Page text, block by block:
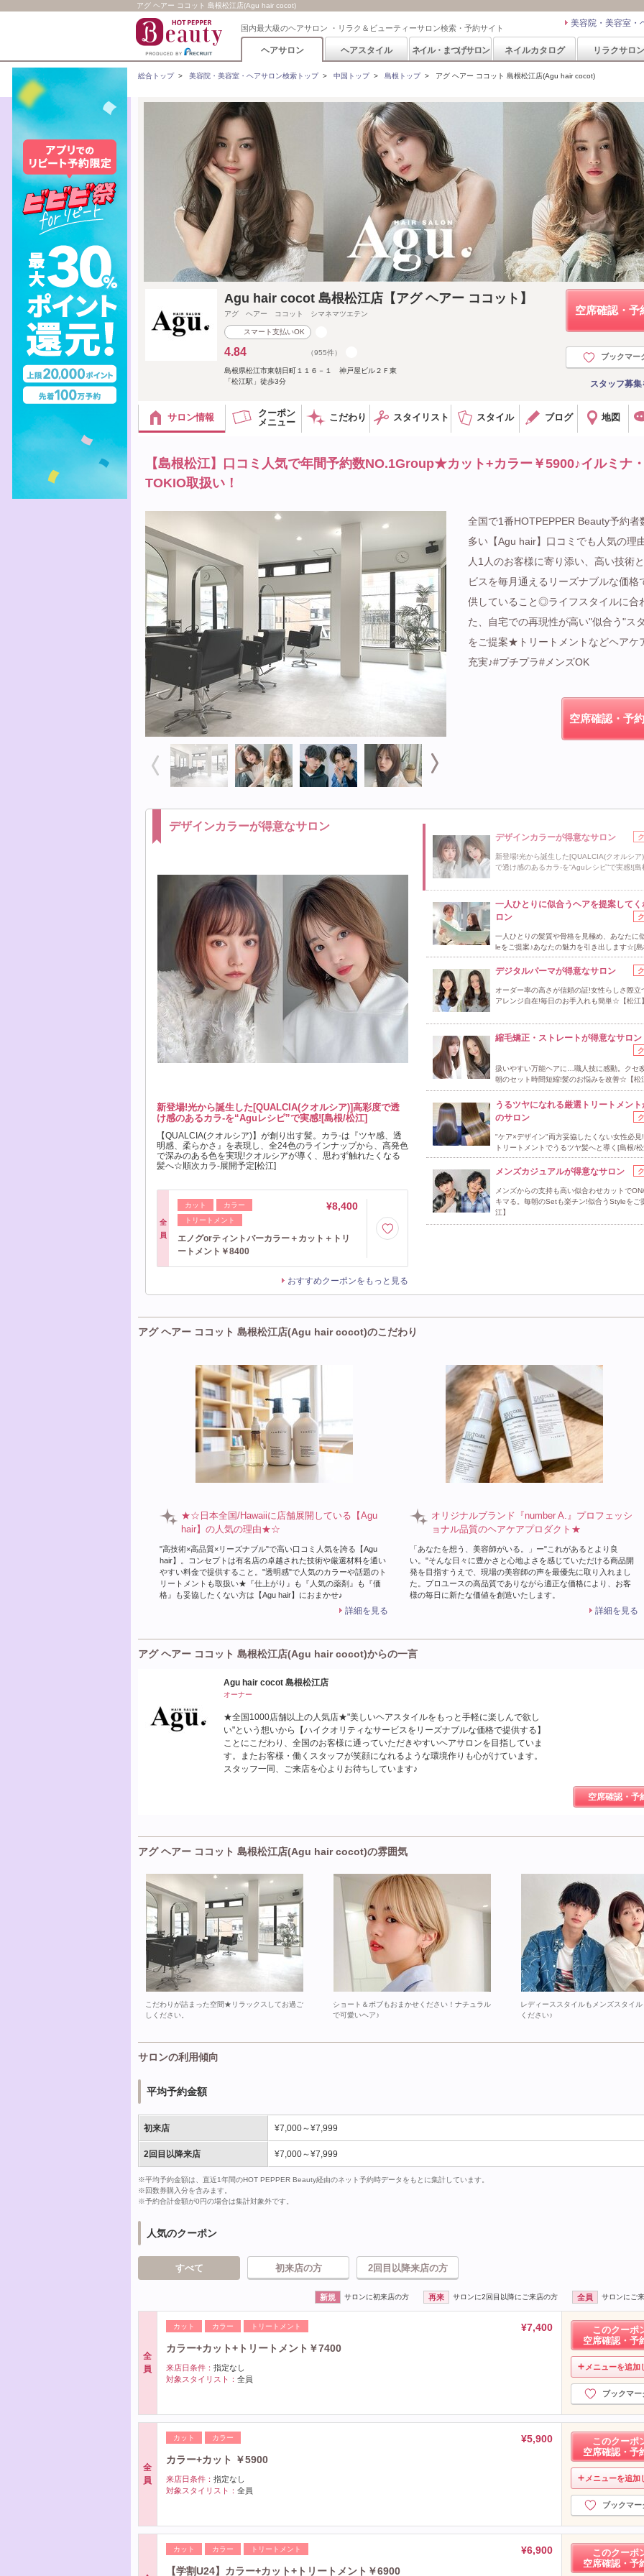
アグ ヘアー ココット 島根松江店(Agu hair cocot)
国内最大級のヘアサロン ・リラク＆ビューティーサロン検索・予約サイト 美容院・美容室・
ヘアサロン ヘアスタイル ネイル・まつげサロン ネイルカタログ リラクサロン
総合トップ> 美容院・美容室・ヘアサロン検索トップ> 中国トップ> 島根トップ> アグ ヘアー ココット 島根松江店(Agu hair cocot)
空席確認・予
ブックマー
スタッフ募
Agu hair cocot 島根松江店【アグ ヘアー ココット】
アグ ヘアー ココット シマネマツエテン
スマート支払いOK
4.84 （955件）
島根県松江市東朝日町１１６－１ 神戸屋ビル２Ｆ東
「松江駅」徒歩3分
サロン情報
クーポン
メニュー
こだわり スタイリスト スタイル ブログ 地図
【島根松江】口コミ人気で年間予約数NO.1Group★カット+カラー￥5900♪イルミナ
TOKIO取扱い！
全国で1番HOTPEPPER Beauty予約者
多い【Agu hair】口コミでも人気の理
人1人のお客様に寄り添い、高い技術
ビスを毎月通えるリーズナブルな価格
供していること◎ライフスタイルに合
た、自宅での再現性が高い"似合う"ス
をご提案★トリートメントなどヘアケ
充実♪#プチプラ#メンズOK
空席確認・予
デザインカラーが得意なサロン
新登場!光から誕生した[QUALCIA(クオルシア)]高彩度で透
け感のあるカラ-を“Aguレシピ”で実感![島根/松江]
【QUALCIA(クオルシア)】が創り出す髪。カラ-は『ツヤ感、透
明感、柔らかさ』を表現し、全24色のラインナップから、高発色
で深みのある色を実現!クオルシアが導く、思わず触れたくなる
髪へ☆順次カラ-展開予定[松江]
全
員
カット
カラー
トリートメント
¥8,400
エノグorティントバーカラー＋カット＋トリ
ートメント￥8400
おすすめクーポンをもっと見る
デザインカラーが得意なサロン
新登場!光から誕生した[QUALCIA(クオルシア
で透け感のあるカラ-を“Aguレシピ”で実感![
一人ひとりに似合うヘアを提案してく
ロン
一人ひとりの髪質や骨格を見極め、あなたに
leをご提案♪あなたの魅力を引き出します☆[
デジタルパーマが得意なサロン
オーダー率の高さが信頼の証!女性らしさ際立
アレンジ自在!毎日のお手入れも簡単☆【松江
縮毛矯正・ストレートが得意なサロン
扱いやすい万能ヘアに…職人技に感動。クセ
朝のセット時間短縮!髪のお悩みを改善☆【松
うるツヤになれる厳選トリートメント
のサロン
"ケア×デザイン"両方妥協したくない女性必見
トリートメントでうるツヤ髪へと導く[島根/
メンズカジュアルが得意なサロン
メンズからの支持も高い似合わせカットで
キマる。毎朝のSetも楽チン!似合うStyleをご
江】
アグ ヘアー ココット 島根松江店(Agu hair cocot)のこだわり
★☆日本全国/Hawaiiに店舗展開している【Agu
hair】の人気の理由★☆
"高技術×高品質×リーズナブル"で高い口コミ人気を誇る【Agu
hair】。コンセプトは有名店の卓越された技術や厳選材料を通い
やすい料金で提供すること。"透明感"で人気のカラーや話題のト
リートメントも取扱い★『仕上がり』も『人気の薬剤』も『価
格』も妥協したくない方は【Agu hair】におまかせ♪
詳細を見る
オリジナルブランド『number A.』プロフェッシ
ョナル品質のヘアケアプロダクト★
「あなたを想う、美容師がいる。」ー"これがあるとより良
い。"そんな日々に豊かさと心地よさを感じていただける商品開
発を目指すうえで、現場の美容師の声を最優先に取り入れまし
た。プロユースの高品質でありながら適正な価格により、お客
様の毎日に新たな価値を創造いたします。
詳細を見る
アグ ヘアー ココット 島根松江店(Agu hair cocot)からの一言
Agu hair cocot 島根松江店
オーナー
★全国1000店舗以上の人気店★"美しいヘアスタイルをもっと手軽に楽しんで欲し
い"という想いから【ハイクオリティなサービスをリーズナブルな価格で提供する】
ことにこだわり、全国のお客様に通っていただきやすいヘアサロンを目指していま
す。またお客様・働くスタッフが笑顔になれるような環境作りも心がけています。
スタッフ一同、ご来店を心よりお待ちしています♪
空席確認・予
アグ ヘアー ココット 島根松江店(Agu hair cocot)の雰囲気
こだわりが詰まった空間★リラックスしてお過ご
しください。
ショート＆ボブもおまかせください！ナチュラル
で可愛いヘア♪
レディーススタイルもメンズスタイ
ください♪
サロンの利用傾向
平均予約金額
初来店 ¥7,000～¥7,999
2回目以降来店 ¥7,000～¥7,999
※平均予約金額は、直近1年間のHOT PEPPER Beauty経由のネット予約時データをもとに集計しています。
※回数券購入分を含みます。
※予約合計金額が0円の場合は集計対象外です。
人気のクーポン
すべて 初来店の方 2回目以降来店の方
新規 サロンに初来店の方 再来 サロンに2回目以降にご来店の方 全員 サロンにご
全
員
カット カラー トリートメント
¥7,400
カラー+カット+トリートメント￥7400
来店日条件： 指定なし
対象スタイリスト： 全員
このクーポ
空席確認・予
メニューを追加
ブックマー
全
員
カット カラー
¥5,900
カラー+カット ￥5900
来店日条件： 指定なし
対象スタイリスト： 全員
このクーポ
空席確認・予
メニューを追加
ブックマー
カット カラー トリートメント
¥6,900
【学割U24】カラー+カット+トリートメント￥6900
このクーポ
空席確認・予